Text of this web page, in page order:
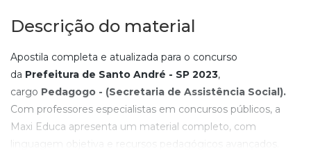
Descrição do material
Apostila completa e atualizada para o concurso
da Prefeitura de Santo André - SP 2023,
cargo Pedagogo - (Secretaria de Assistência Social).
Com professores especialistas em concursos públicos, a
Maxi Educa apresenta um material completo, com
linguagem objetiva e recursos pedagógicos avançados.